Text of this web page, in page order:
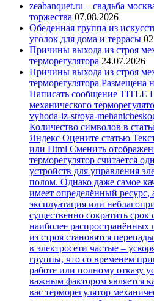
zeabanquet.ru – свадьба
торжества 07.08.2026
Обеденная группа из
уголок для дома и террасы
Причины выхода из строя
терморегулятора 24.07.2026
Причины выхода из строя
терморегулятора Размещена
Написать сообщение TITLE
механического
vyhoda-iz-stroya-
Количество символов в
Яндекс Оцените статью
или Html Cменить
терморегулятор считается
устройств для управления
полом. Однако даже самое
имеет определённый ресурс,
эксплуатация или
существенно сократить
наиболее распространённых
из строя становятся
в электросети частые –
группы, что со временем
работе или полному отказу
важным фактором является
вас терморегулятор